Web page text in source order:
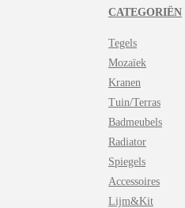
CATEGORIËN
Tegels
Mozaïek
Kranen
Tuin/Terras
Badmeubels
Radiator
Spiegels
Accessoires
Lijm&Kit